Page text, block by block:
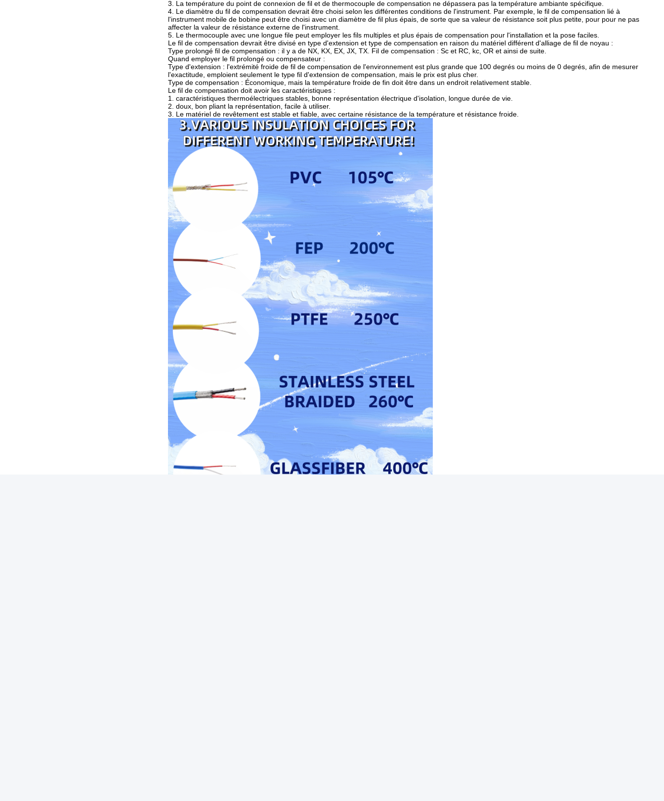
3. La température du point de connexion de fil et de thermocouple de compensation ne dépassera pas la température ambiante spécifique.
4. Le diamètre du fil de compensation devrait être choisi selon les différentes conditions de l'instrument. Par exemple, le fil de compensation lié à
l'instrument mobile de bobine peut être choisi avec un diamètre de fil plus épais, de sorte que sa valeur de résistance soit plus petite, pour pour ne pas
affecter la valeur de résistance externe de l'instrument.
5. Le thermocouple avec une longue file peut employer les fils multiples et plus épais de compensation pour l'installation et la pose faciles.
Le fil de compensation devrait être divisé en type d'extension et type de compensation en raison du matériel différent d'alliage de fil de noyau :
Type prolongé fil de compensation : il y a de NX, KX, EX, JX, TX. Fil de compensation : Sc et RC, kc, OR et ainsi de suite.
Quand employer le fil prolongé ou compensateur :
Type d'extension : l'extrémité froide de fil de compensation de l'environnement est plus grande que 100 degrés ou moins de 0 degrés, afin de mesurer
l'exactitude, emploient seulement le type fil d'extension de compensation, mais le prix est plus cher.
Type de compensation : Économique, mais la température froide de fin doit être dans un endroit relativement stable.
Le fil de compensation doit avoir les caractéristiques :
1. caractéristiques thermoélectriques stables, bonne représentation électrique d'isolation, longue durée de vie.
2. doux, bon pliant la représentation, facile à utiliser.
3. Le matériel de revêtement est stable et fiable, avec certaine résistance de la température et résistance froide.